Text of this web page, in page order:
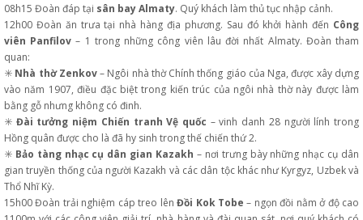
08h15 Đoàn đáp tại sân bay Almaty. Quý khách làm thủ tục nhập cảnh.
12h00 Đoàn ăn trưa tại nhà hàng địa phương. Sau đó khởi hành đến Công
viên Panfilov – 1 trong những công viên lâu đời nhất Almaty. Đoàn tham
quan:
✳️ Nhà thờ Zenkov– Ngôi nhà thờ Chính thống giáo của Nga, được xây dựng
vào năm 1907, điều đặc biệt trong kiến trúc của ngôi nhà thờ này được làm
bằng gỗ nhưng không có đinh.
✳️ Đài tưởng niệm Chiến tranh Vệ quốc – vinh danh 28 người lính trong
Hồng quân được cho là đã hy sinh trong thế chiến thứ 2.
✳️ Bảo tàng nhạc cụ dân gian Kazakh – nơi trưng bày những nhạc cụ dân
gian truyền thống của người Kazakh và các dân tộc khác như Kyrgyz, Uzbek và
Thổ Nhĩ Kỳ.
15h00 Đoàn trải nghiệm cáp treo lênĐồi Kok Tobe – ngọn đồi nằm ở độ cao